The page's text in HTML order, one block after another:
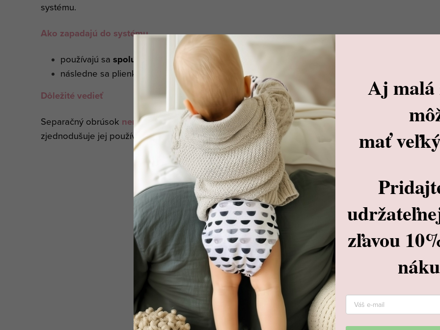
systému.
Ako zapadajú do systému
používajú sa spolu s vkladacou plienkou
následne sa plienka dáva do vedra alebo pracieho vrecka
Dôležité vedieť
Separačný obrúsok nenahrádza plienku– je to doplnok, ktorý
zjednodušuje jej používanie a údržbu.
Súvisiaci tovar
Aj malá
mať
zľavou